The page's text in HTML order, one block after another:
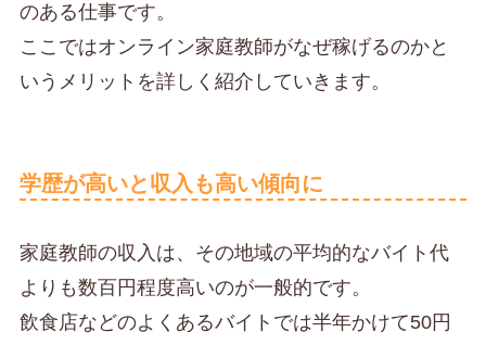
のある仕事です。
ここではオンライン家庭教師がなぜ稼げるのかと
いうメリットを詳しく紹介していきます。
学歴が高いと収入も高い傾向に
家庭教師の収入は、その地域の平均的なバイト代
よりも数百円程度高いのが一般的です。
飲食店などのよくあるバイトでは半年かけて50円